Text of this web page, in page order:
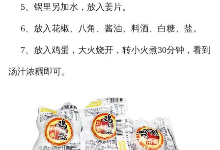
5、锅里另加水，放入姜片。
6、放入花椒、八角、酱油、料酒、白糖、盐。
7、放入鸡蛋，大火烧开，转小火煮30分钟，看到
汤汁浓稠即可。